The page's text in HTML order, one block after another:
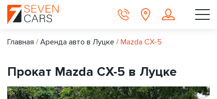
Главная / Аренда авто в Луцке / Mazda CX-5
Прокат Mazda CX-5 в Луцке